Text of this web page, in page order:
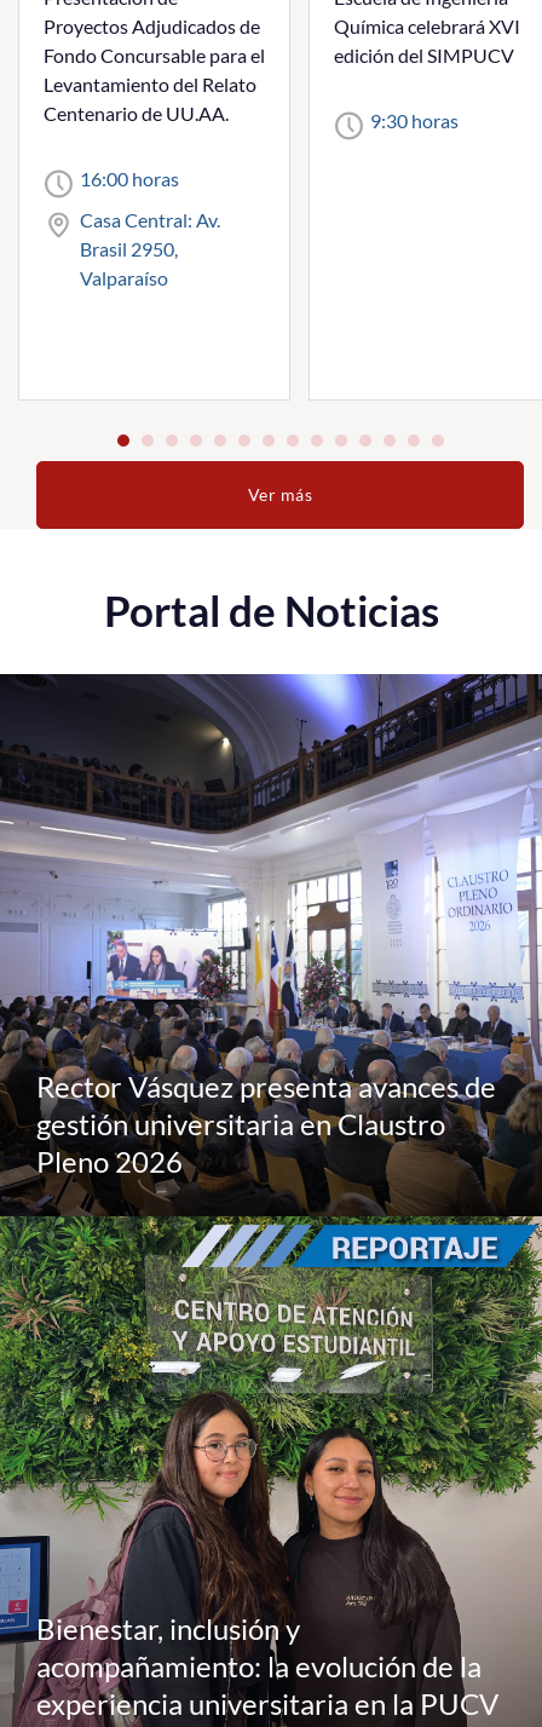
Proyectos Adjudicados de
Fondo Concursable para el
Levantamiento del Relato
Centenario de UU.AA.
16:00 horas
Casa Central: Av.
Brasil 2950,
Valparaíso
Química celebrará XVI
edición del SIMPUCV
9:30 horas
Ver más
Portal de Noticias
Rector Vásquez presenta avances de
gestión universitaria en Claustro
Pleno 2026
Bienestar, inclusión y
acompañamiento: la evolución de la
experiencia universitaria en la PUCV